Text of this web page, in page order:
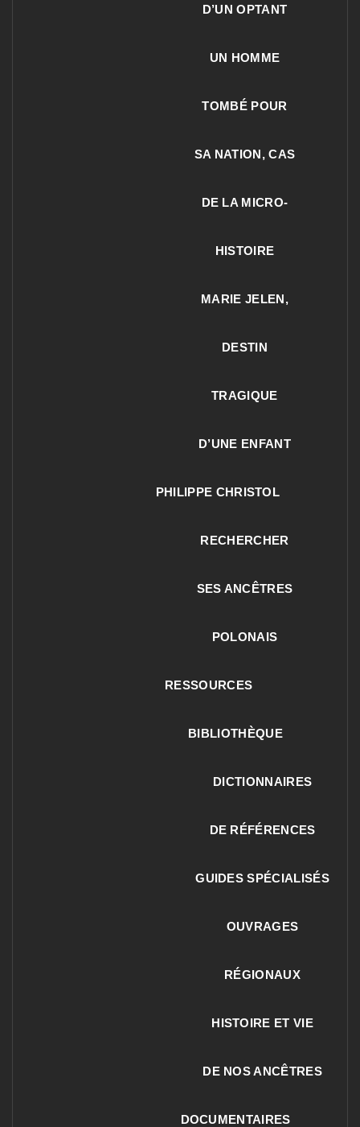
D’UN OPTANT
UN HOMME
TOMBÉ POUR
SA NATION, CAS
DE LA MICRO-
HISTOIRE
MARIE JELEN,
DESTIN
TRAGIQUE
D’UNE ENFANT
PHILIPPE CHRISTOL
RECHERCHER
SES ANCÊTRES
POLONAIS
RESSOURCES
BIBLIOTHÈQUE
DICTIONNAIRES
DE RÉFÉRENCES
GUIDES SPÉCIALISÉS
OUVRAGES
RÉGIONAUX
HISTOIRE ET VIE
DE NOS ANCÊTRES
DOCUMENTAIRES